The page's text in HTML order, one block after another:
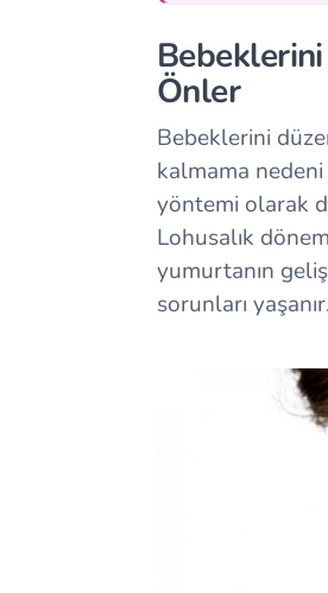
Önler
Bebeklerini
kalmama
yöntemi olarak
Lohusalık
yumurtanın
sorunları